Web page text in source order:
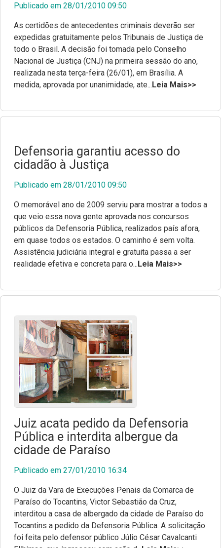
Editais
Pautas de Julgamentos
Consulta de Precedentes
Revista Adsumus
Revista Arandu - Norteando Direitos
Publicado em 28/01/2010 09:50
As certidões de antecedentes criminais deverão ser
expedidas gratuitamente pelos Tribunais de Justiça de
todo o Brasil. A decisão foi tomada pelo Conselho
Nacional de Justiça (CNJ) na primeira sessão do ano,
realizada nesta terça-feira (26/01), em Brasília. A
medida, aprovada por unanimidade, ate...Leia Mais>>
Defensoria garantiu acesso do
cidadão à Justiça
Publicado em 28/01/2010 09:50
O memorável ano de 2009 serviu para mostrar a todos a
que veio essa nova gente aprovada nos concursos
públicos da Defensoria Pública, realizados país afora,
em quase todos os estados. O caminho é sem volta.
Assistência judiciária integral e gratuita passa a ser
realidade efetiva e concreta para o...Leia Mais>>
Juiz acata pedido da Defensoria
Pública e interdita albergue da
cidade de Paraíso
Publicado em 27/01/2010 16:34
O Juiz da Vara de Execuções Penais da Comarca de
Paraíso do Tocantins, Victor Sebastião da Cruz,
interditou a casa de albergado da cidade de Paraíso do
Tocantins a pedido da Defensoria Pública. A solicitação
foi feita pelo defensor público Júlio César Cavalcanti